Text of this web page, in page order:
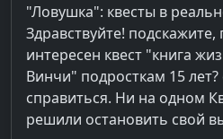
"Ловушка": квесты в
Здравствуйте! подскажите,
интересен квест "книга
Винчи" подросткам 15
справиться. Ни на одном
решили остановить свой